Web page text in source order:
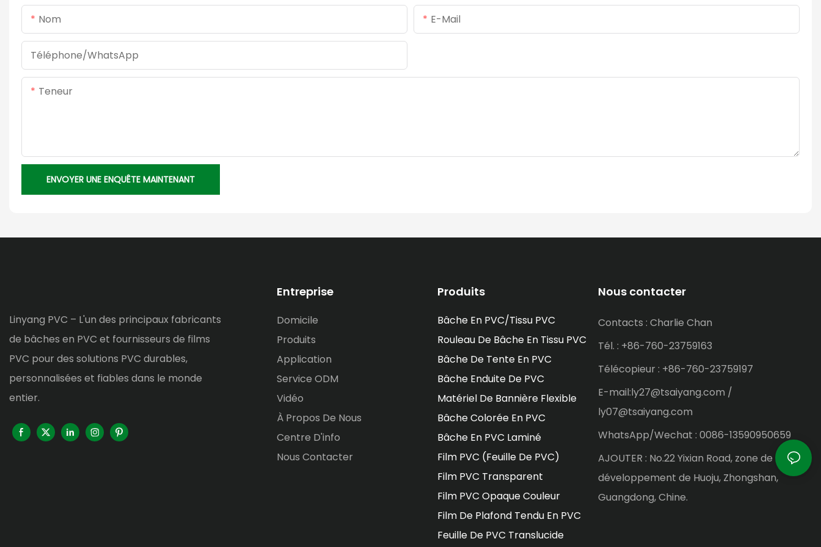
Nom E-Mail
Téléphone/WhatsApp
Teneur
ENVOYER UNE ENQUÊTE MAINTENANT
Linyang PVC – L'un des principaux fabricants
de bâches en PVC et fournisseurs de films
PVC pour des solutions PVC durables,
personnalisées et fiables dans le monde
entier.
Entreprise
Domicile
Produits
Application
Service ODM
Vidéo
À Propos De Nous
Centre D'info
Nous Contacter
Produits
Bâche En PVC/tissu PVC
Rouleau De Bâche En Tissu PVC
Bâche De Tente En PVC
Bâche Enduite De PVC
Matériel De Bannière Flexible
Bâche Colorée En PVC
Bâche En PVC Laminé
Film PVC (feuille De PVC)
Film PVC Transparent
Film PVC Opaque Couleur
Film De Plafond Tendu En PVC
Feuille De PVC Translucide
Nous contacter
Contacts : Charlie Chan
Tél. : +86-760-23759163
Télécopieur : +86-760-23759197
E-mail:ly27@tsaiyang.com /
ly07@tsaiyang.com
WhatsApp/Wechat : 0086-13590950659
AJOUTER : No.22 Yixian Road, zone de
développement de Huoju, Zhongshan,
Guangdong, Chine.